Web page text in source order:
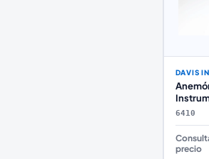
DAVIS
6410
precio